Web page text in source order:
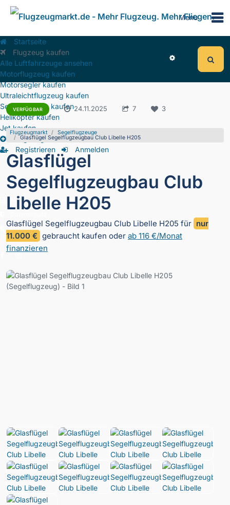
Menu
Startseite
Flugzeug kaufen
Alle Luftfahrzeuge ansehen
Motorflugzeug kaufen
Motorsegler kaufen
Ultraleichtflugzeug kaufen
Segelflugzeug kaufen
Helikopter kaufen
Jet kaufen
Flugzeug inserieren
Registrieren
Anmelden
Nutzungsbedingungen
Impressum
VERFÜGBAR 24.11.2025 6.932
7 3
Flugzeugmarkt Segelflugzeuge
Glasflügel Segelflugzeugbau Club Libelle H205
Glasflügel
Segelflugzeugbau Club
Libelle H205
Glasflügel Segelflugzeugbau Club Libelle H205 für nur
11.000 € gebraucht kaufen oder ab 116 €/Monat
finanzieren